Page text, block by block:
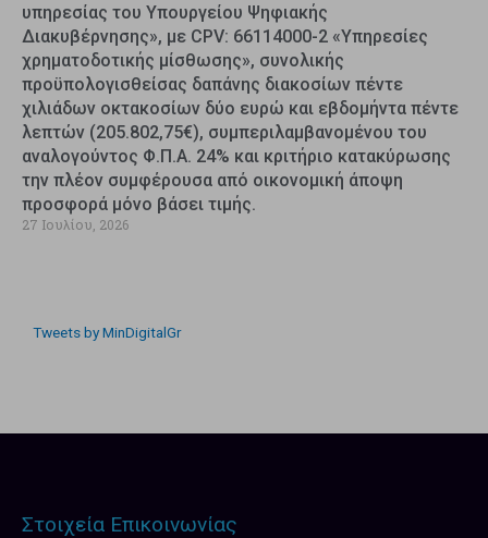
υπηρεσίας του Υπουργείου Ψηφιακής
Διακυβέρνησης», με CPV: 66114000-2 «Υπηρεσίες
χρηματοδοτικής μίσθωσης», συνολικής
προϋπολογισθείσας δαπάνης διακοσίων πέντε
χιλιάδων οκτακοσίων δύο ευρώ και εβδομήντα πέντε
λεπτών (205.802,75€), συμπεριλαμβανομένου του
αναλογούντος Φ.Π.Α. 24% και κριτήριο κατακύρωσης
την πλέον συμφέρουσα από οικονομική άποψη
προσφορά μόνο βάσει τιμής.
27 Ιουλίου, 2026
Tweets by MinDigitalGr
Στοιχεία Επικοινωνίας